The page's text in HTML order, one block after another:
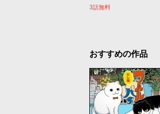
3話無料
おすすめの作品